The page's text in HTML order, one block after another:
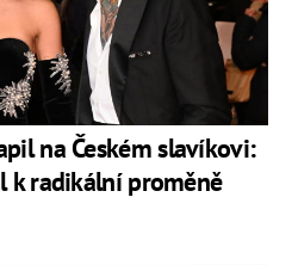
na Českém slavíkovi:
k radikální proměně